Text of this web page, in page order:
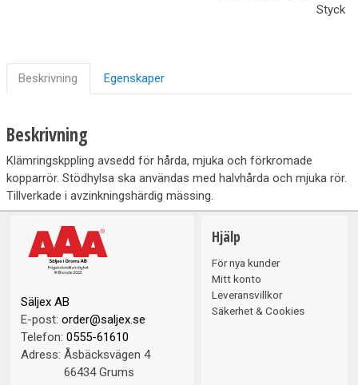
Styck
Beskrivning Egenskaper
Beskrivning
Klämringskppling avsedd för hårda, mjuka och förkromade
kopparrör. Stödhylsa ska användas med halvhårda och mjuka rör.
Tillverkade i avzinkningshärdig mässing.
Säljex AB
E-post: order@saljex.se
Telefon: 0555-61610
Adress: Åsbäcksvägen 4
66434 Grums
Hjälp
För nya kunder
Mitt konto
Leveransvillkor
Säkerhet & Cookies